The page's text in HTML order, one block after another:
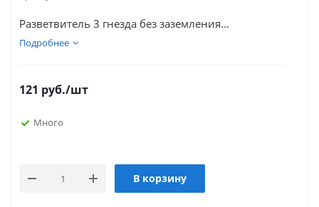
Разветвитель 3 гнезда без заземления...
Подробнее
121 руб./шт
Много
В корзину